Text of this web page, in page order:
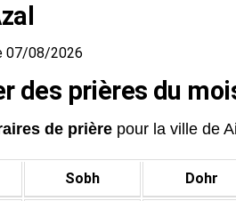
07/08/2026
des prières du
de prière pour la ville de
Sobh Dohr